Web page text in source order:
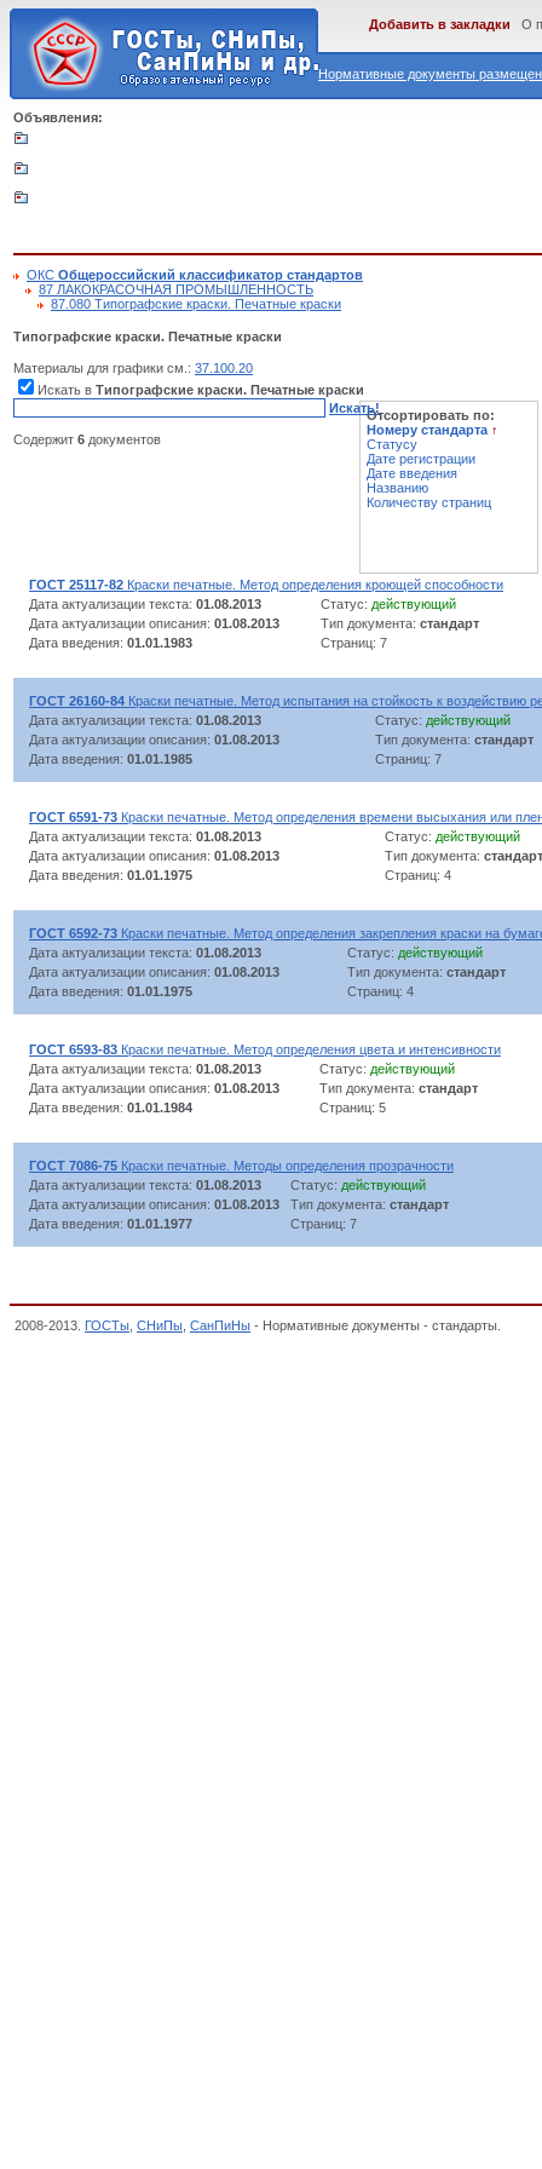
Нормативные документы
Добавить в закладки О
Объявления:
ОКС Общероссийский классификатор стандартов
87 ЛАКОКРАСОЧНАЯ ПРОМЫШЛЕННОСТЬ
87.080 Типографские краски. Печатные краски
Типографские краски. Печатные краски
Материалы для графики см.: 37.100.20
Искать в Типографские краски. Печатные краски
Искать!
Содержит 6 документов
Отсортировать по:
Номеру стандарта ↑
Статусу
Дате регистрации
Дате введения
Названию
Количеству страниц
ГОСТ 25117-82 Краски печатные. Метод определения кроющей способности
Дата актуализации текста: 01.08.2013 Статус: действующий
Дата актуализации описания: 01.08.2013 Тип документа: стандарт
Дата введения: 01.01.1983 Страниц: 7
ГОСТ 26160-84 Краски печатные. Метод испытания на стойкость к воздействию
Дата актуализации текста: 01.08.2013 Статус: действующий
Дата актуализации описания: 01.08.2013 Тип документа: стандарт
Дата введения: 01.01.1985 Страниц: 7
ГОСТ 6591-73 Краски печатные. Метод определения времени высыхания или
Дата актуализации текста: 01.08.2013 Статус: действующий
Дата актуализации описания: 01.08.2013 Тип документа: стандарт
Дата введения: 01.01.1975 Страниц: 4
ГОСТ 6592-73 Краски печатные. Метод определения закрепления краски на
Дата актуализации текста: 01.08.2013 Статус: действующий
Дата актуализации описания: 01.08.2013 Тип документа: стандарт
Дата введения: 01.01.1975 Страниц: 4
ГОСТ 6593-83 Краски печатные. Метод определения цвета и интенсивности
Дата актуализации текста: 01.08.2013 Статус: действующий
Дата актуализации описания: 01.08.2013 Тип документа: стандарт
Дата введения: 01.01.1984 Страниц: 5
ГОСТ 7086-75 Краски печатные. Методы определения прозрачности
Дата актуализации текста: 01.08.2013 Статус: действующий
Дата актуализации описания: 01.08.2013 Тип документа: стандарт
Дата введения: 01.01.1977 Страниц: 7
2008-2013. ГОСТы СНиПы СанПиНы - Нормативные документы - стандарты.